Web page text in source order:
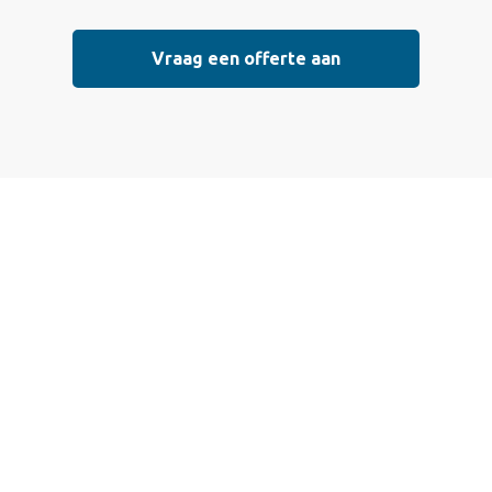
Vraag een offerte aan